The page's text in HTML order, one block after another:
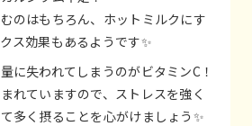
のはもちろん、ホットミルクにす
ス効果もあるようです✨
に失われてしまうのがビタミンC！
れていますので、ストレスを強く
多く摂ることを心がけましょう✨